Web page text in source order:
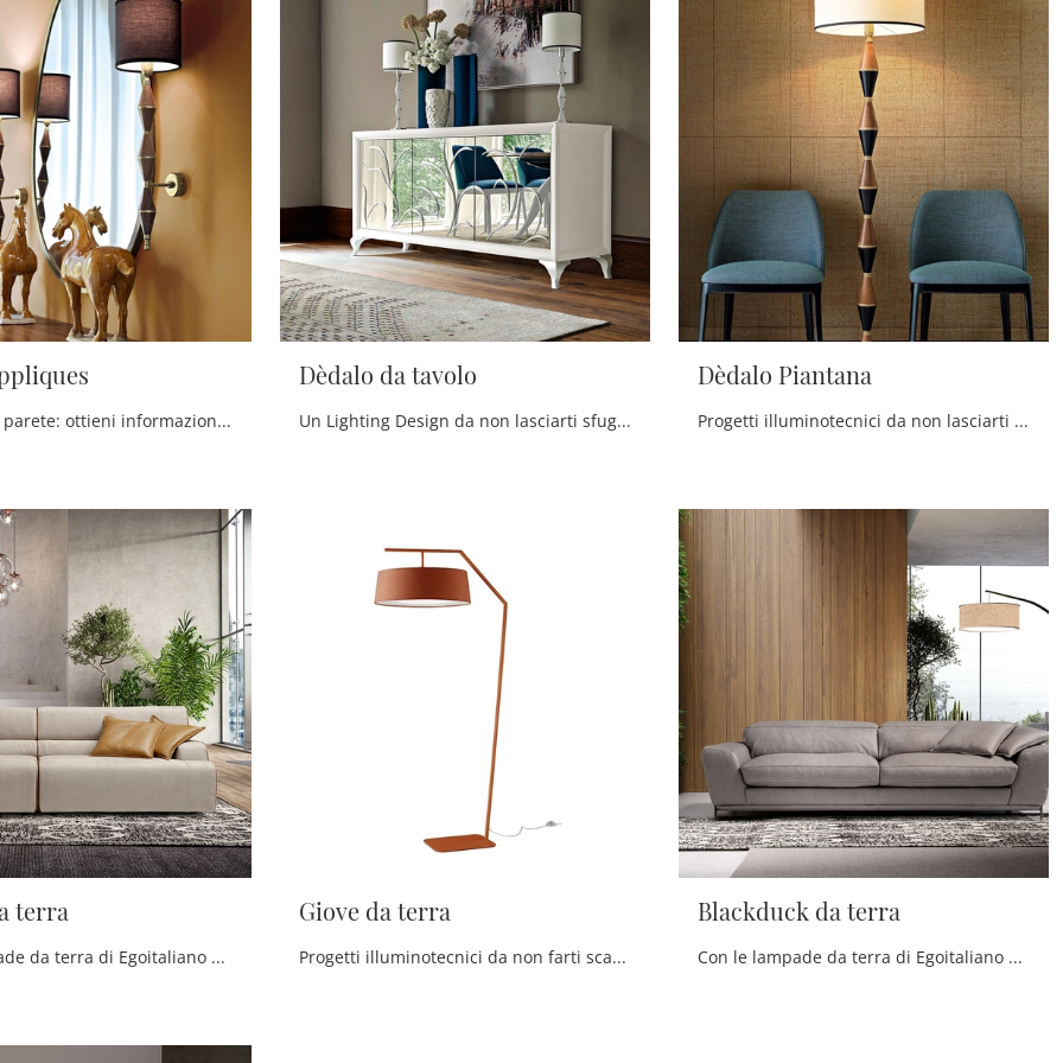
Lampade da parete: ottieni informazioni sulla lampada Dèdalo Appliques in legno che ti presentiamo.
Dèdalo da tavolo
Un Lighting Design da non lasciarti sfuggire! Ti presentiamo la lampada da tavolo Dèdalo da tavolo di Silvano Grifoni.
Dèdalo Piantana
Progetti illuminotecnici da non lasciarti sfuggire! Eccoti la lampada da terra Dèdalo Piantana di Silvano Grifoni.
terra
Con le lampade da terra di Egoitaliano potrai impreziosire i tuoi locali: clicca e scopri Morfeo da terra!
Giove da terra
Progetti illuminotecnici da non farti scappare! Eccoti la lampada da terra Giove da terra di Egoitaliano.
Blackduck da terra
Con le lampade da terra di Egoitaliano potrai impreziosire i tuoi spazi: clicca e scopri Blackduck da terra!